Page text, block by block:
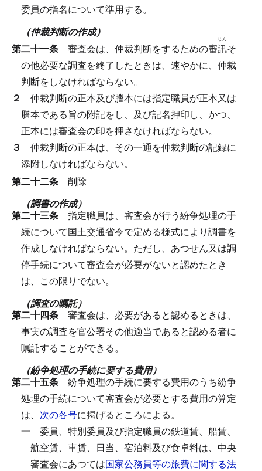
委員の指名について準用する。
（仲裁判断の作成）
第二十一条 審査会は、仲裁判断をするための審訊
じん
そ
の他必要な調査を終了したときは、速やかに、仲裁
判断をしなければならない。
２ 仲裁判断の正本及び謄本には指定職員が正本又は
謄本である旨の附記をし、及び記名押印し、かつ、
正本には審査会の印を押さなければならない。
３ 仲裁判断の正本は、その一通を仲裁判断の記録に
添附しなければならない。
第二十二条 削除
（調書の作成）
第二十三条 指定職員は、審査会が行う紛争処理の手
続について国土交通省令で定める様式により調書を
作成しなければならない。 ただし、あつせん又は調
停手続について審査会が必要がないと認めたとき
は、この限りでない。
（調査の嘱託）
第二十四条 審査会は、必要があると認めるときは、
事実の調査を官公署その他適当であると認める者に
嘱託することができる。
（紛争処理の手続に要する費用）
第二十五条 紛争処理の手続に要する費用のうち紛争
処理の手続について審査会が必要とする費用の算定
は、 次の各号に掲げるところによる。
一 委員、特別委員及び指定職員の鉄道賃、船賃、
航空賃、車賃、日当、宿泊料及び食卓料は、中央
審査会にあつては国家公務員等の旅費に関する法